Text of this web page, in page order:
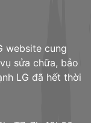
website cung
sửa chữa, bảo
LG đã hết thời